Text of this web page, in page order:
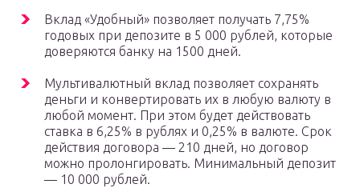
Вклад «Удобный» позволяет получать 7,75%
годовых при депозите в 5 000 рублей, которые
доверяются банку на 1500 дней.
Мультивалютный вклад позволяет сохранять
деньги и конвертировать их в любую валюту в
любой момент. При этом будет действовать
ставка в 6,25% в рублях и 0,25% в валюте. Срок
действия договора — 210 дней, но договор
можно пролонгировать. Минимальный депозит
— 10 000 рублей.